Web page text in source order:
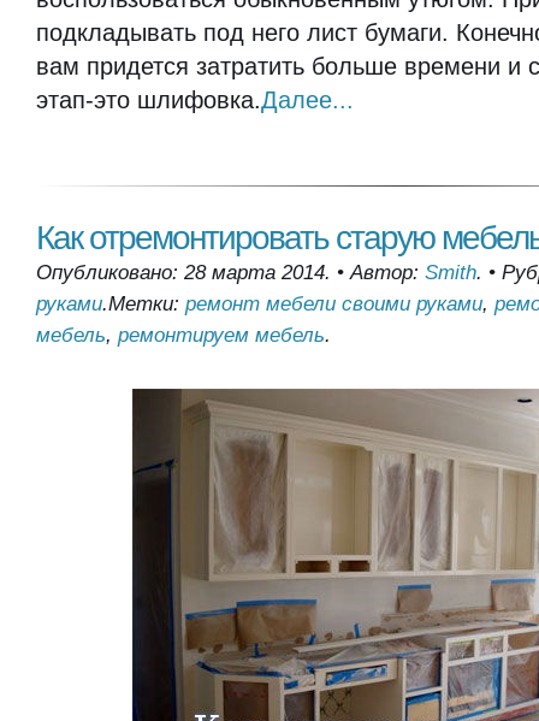
подкладывать под него лист бумаги.
вам придется затратить больше времени
этап-это шлифовка.Далее...
Как отремонтировать старую
Опубликовано: 28 марта 2014. •Автор: Smith. •
руками.Метки: ремонт мебели своими руками,
мебель, ремонтируем мебель.